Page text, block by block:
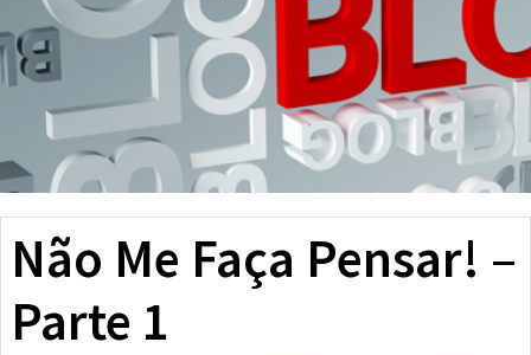
Não Me Faça Pensar! –
Parte 1